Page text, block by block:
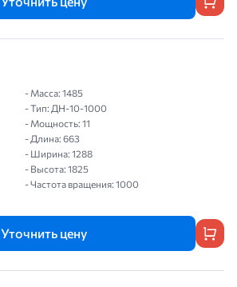
- Масса: 1485
- Тип: ДН-10-1000
- Мощность: 11
- Длина: 663
- Ширина: 1288
- Высота: 1825
- Частота вращения: 1000
Уточнить цену